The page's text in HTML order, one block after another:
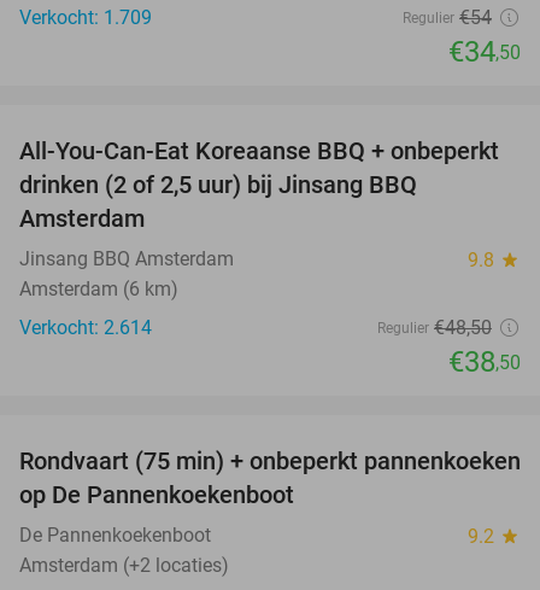
Verkocht: 1.709
Regulier €54
€34,50
21%
All-You-Can-Eat Koreaanse BBQ + onbeperkt
drinken (2 of 2,5 uur) bij Jinsang BBQ
Amsterdam
Jinsang BBQ Amsterdam 9.8 star
Amsterdam (6 km)
Verkocht: 2.614
Regulier €48,50
€38,50
30%
Rondvaart (75 min) + onbeperkt pannenkoeken
op De Pannenkoekenboot
De Pannenkoekenboot 9.2 star
Amsterdam (+2 locaties)